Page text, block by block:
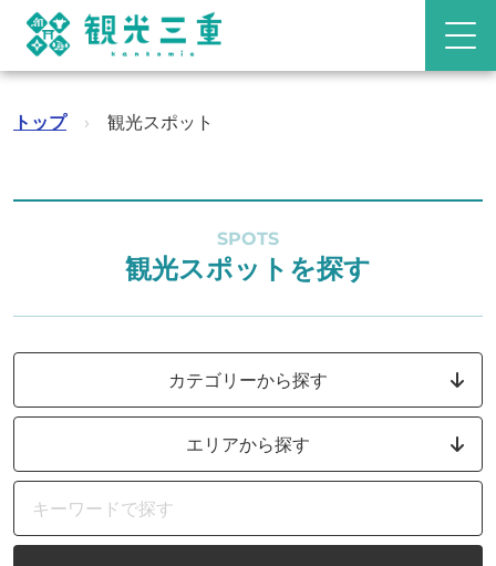
トップ › 観光スポット
SPOTS
観光スポットを探す
カテゴリーから探す
エリアから探す